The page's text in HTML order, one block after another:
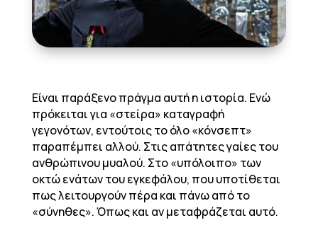
Είναι παράξενο πράγμα αυτή η ιστορία. Ενώ
πρόκειται για «στείρα» καταγραφή
γεγονότων, εντούτοις το όλο «κόνσεπτ»
παραπέμπει αλλού. Στις απάτητες γαίες του
ανθρώπινου μυαλού. Στο «υπόλοιπο» των
οκτώ ενάτων του εγκεφάλου, που υποτίθεται
πως λειτουργούν πέρα και πάνω από το
«σύνηθες». Όπως και αν μεταφράζεται αυτό.